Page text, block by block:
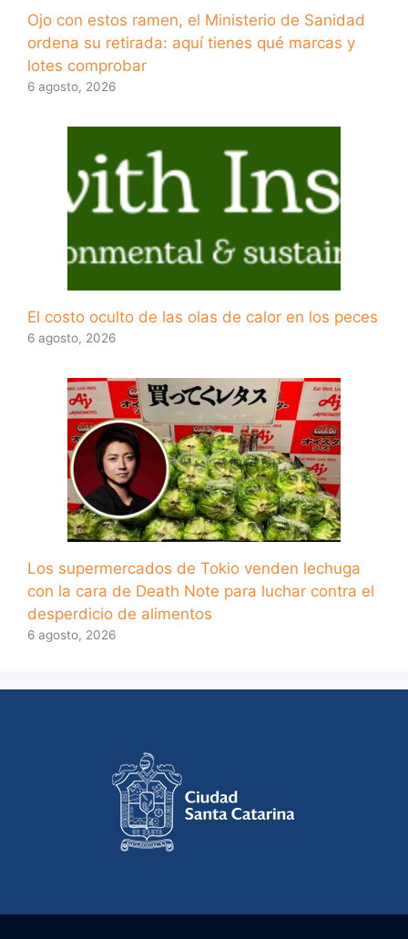
Ojo con estos ramen, el Ministerio de Sanidad
ordena su retirada: aquí tienes qué marcas y
lotes comprobar
6 agosto, 2026
El costo oculto de las olas de calor en los peces
6 agosto, 2026
Los supermercados de Tokio venden lechuga
con la cara de Death Note para luchar contra el
desperdicio de alimentos
6 agosto, 2026